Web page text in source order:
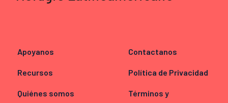
Apoyanos
Recursos
Quiénes somos
Contactanos
Política de Privacidad
Términos y